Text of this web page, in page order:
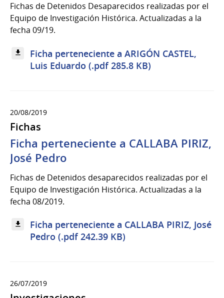
Fichas de Detenidos Desaparecidos realizadas por el
Equipo de Investigación Histórica. Actualizadas a la
fecha 09/19.
Ficha perteneciente a ARIGÓN CASTEL,
Luis Eduardo (.pdf 285.8 KB)
20/08/2019
Fichas
Ficha perteneciente a CALLABA PIRIZ,
José Pedro
Fichas de Detenidos desaparecidos realizadas por el
Equipo de Investigación Histórica. Actualizadas a la
fecha 08/2019.
Ficha perteneciente a CALLABA PIRIZ, José
Pedro (.pdf 242.39 KB)
26/07/2019